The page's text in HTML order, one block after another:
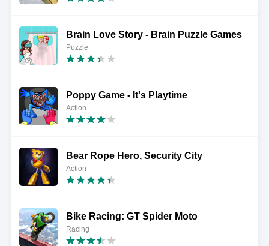
Brain Love Story - Brain Puzzle Games
Puzzle
Poppy Game - It's Playtime
Action
Bear Rope Hero, Security City
Action
Bike Racing: GT Spider Moto
Racing